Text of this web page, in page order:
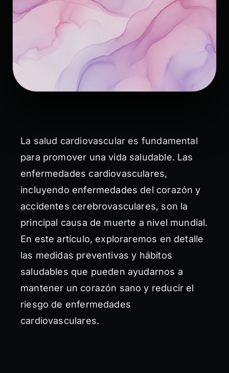
La salud cardiovascular es fundamental
para promover una vida saludable. Las
enfermedades cardiovasculares,
incluyendo enfermedades del corazón y
accidentes cerebrovasculares, son la
principal causa de muerte a nivel mundial.
En este artículo, exploraremos en detalle
las medidas preventivas y hábitos
saludables que pueden ayudarnos a
mantener un corazón sano y reducir el
riesgo de enfermedades
cardiovasculares.